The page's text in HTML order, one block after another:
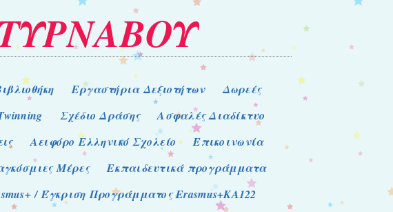
Εργαστήρια Δεξιοτήτων
Δωρεές
Σχέδιο Δράσης
Ασφαλές Διαδίκτυο
Αειφόρο Ελληνικό Σχολείο
Επικοινωνία
Μέρες
Εκπαιδευτικά προγράμματα
/ Έγκριση Προγράμματος Erasmus+KA122